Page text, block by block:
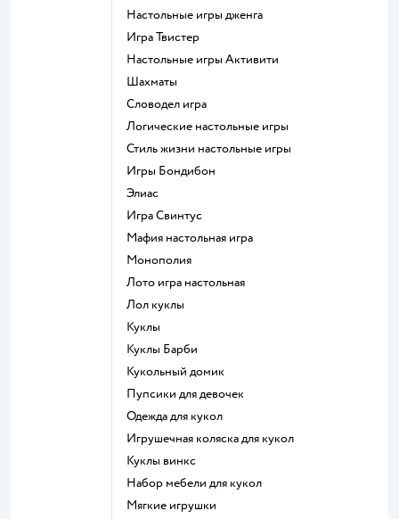
Настольные игры дженга
Игра Твистер
Настольные игры Активити
Шахматы
Словодел игра
Логические настольные игры
Стиль жизни настольные игры
Игры Бондибон
Элиас
Игра Свинтус
Мафия настольная игра
Монополия
Лото игра настольная
Лол куклы
Куклы
Куклы Барби
Кукольный домик
Пупсики для девочек
Одежда для кукол
Игрушечная коляска для кукол
Куклы винкс
Набор мебели для кукол
Мягкие игрушки